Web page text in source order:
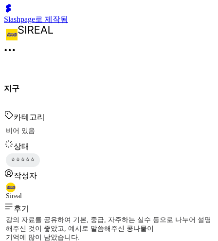
Slashpage로 제작됨
지구
카테고리
비어 있음
상태
⭐⭐⭐⭐⭐
작성자
Sireal
후기
강의 자료를 공유하여 기본, 중급, 자주하는 실수 등으로 나누어 설명
해주신 것이 좋았고, 예시로 말씀해주신 콩나물이
기억에 많이 남았습니다.